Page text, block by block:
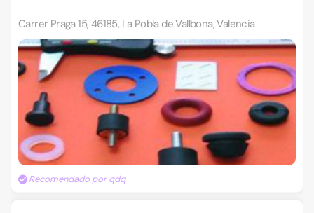
Carrer Praga 15, 46185, La Pobla de Vallbona, Valencia
Recomendado por qdq